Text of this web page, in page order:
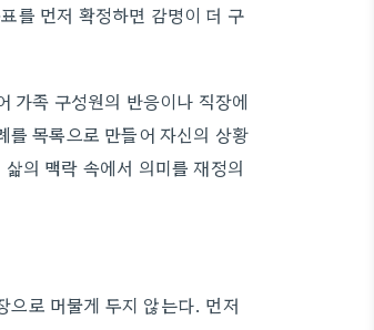
를 먼저 확정하면 감명이 더 구
가족 구성원의 반응이나 직장에
를 목록으로 만들어 자신의 상황
의 맥락 속에서 의미를 재정의
으로 머물게 두지 않는다. 먼저